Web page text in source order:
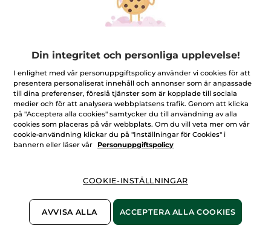
100%vegetabiliska
ingredienser
60 hektar
ekologiska odlingar
Din integritet och personliga upplevelse!
I enlighet med vår personuppgiftspolicy använder vi cookies för att
presentera personaliserat innehåll och annonser som är anpassade
till dina preferenser, föreslå tjänster som är kopplade till sociala
medier och för att analysera webbplatsens trafik. Genom att klicka
på "Acceptera alla cookies" samtycker du till användning av alla
cookies som placeras på vår webbplats. Om du vill veta mer om vår
cookie-användning klickar du på "Inställningar för Cookies" i
bannern eller läser vår
Personuppgiftspolicy
COOKIE-INSTÄLLNINGAR
AVVISA ALLA ACCEPTERA ALLA COOKIES